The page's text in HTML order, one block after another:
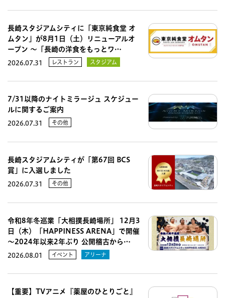
長崎スタジアムシティに「東京純食堂 オ
ムタン」が8月1日（土）リニューアルオ
ープン 〜「長崎の洋食をもっとワ…
2026.07.31 レストラン スタジアム
7/31以降のナイトミラージュ スケジュー
ルに関するご案内
2026.07.31 その他
長崎スタジアムシティが「第67回 BCS
賞」に入選しました
2026.07.31 その他
令和8年冬巡業「大相撲長崎場所」 12月3
日（木）「HAPPINESS ARENA」で開催
～2024年以来2年ぶり 公開稽古から…
2026.08.01 イベント アリーナ
【重要】TVアニメ『薬屋のひとりごと』